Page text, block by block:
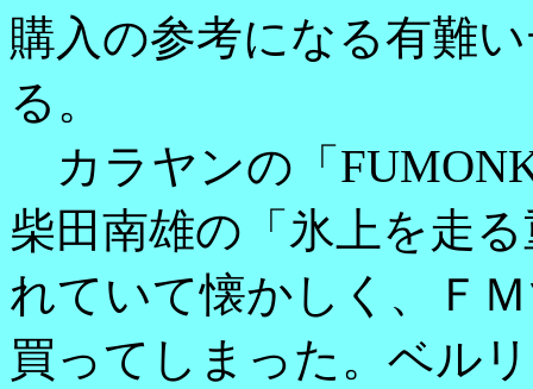
購入の参考になる有難
る。
カラヤンの「
柴田南雄の「氷上を走
れていて懐かしく、Ｆ
買ってしまった。ベル